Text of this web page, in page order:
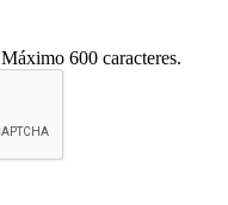
Máximo 600 caracteres.